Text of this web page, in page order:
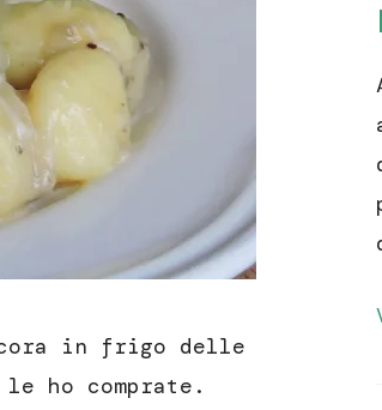
in frigo delle
ho comprate.